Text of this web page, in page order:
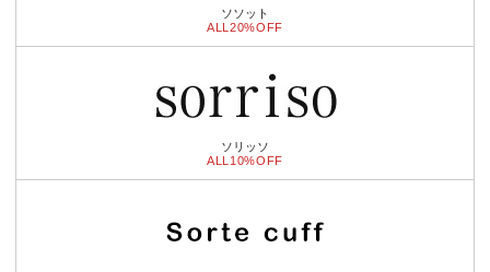
ソソット
ALL20%OFF
ソリッソ
ALL10%OFF